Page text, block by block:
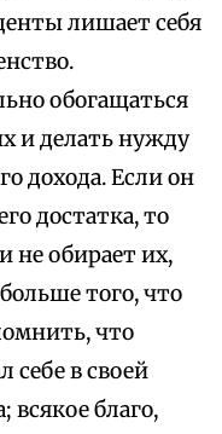
лишает себя
обогащаться
и делать нужду
дохода. Если он
достатка, то
не обирает их,
того, что
что
себе в своей
благо,